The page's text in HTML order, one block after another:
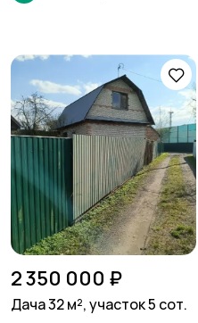
2 350 000 ₽
Дача 32 м², участок 5 сот.